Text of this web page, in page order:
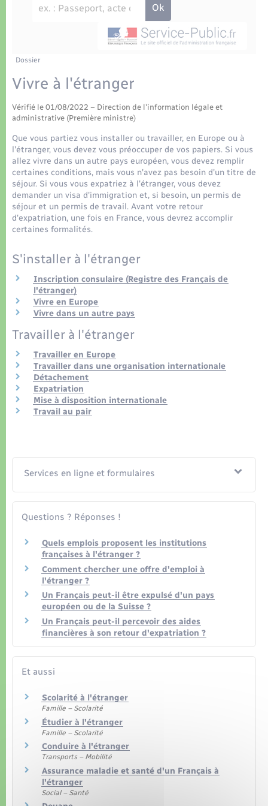
Eau - Assainissement
Transports scolaires
Logement - Urbanisme
Loisirs
Seniors
Nouvel habitant
Numérique
Organisation d’événement
Sécurité - Prévention
Commerces - Entreprises - Emploi
Voirie et espace public
Travaux - Autorisation d’occupation de l’espace
Présentation de la commune
La Communauté de communes
Dossier
Vivre à l'étranger
Vérifié le 01/08/2022 – Direction de l'information légale et
administrative (Première ministre)
Que vous partiez vous installer ou travailler, en Europe ou à
l'étranger, vous devez vous préoccuper de vos papiers. Si vous
allez vivre dans un autre pays européen, vous devez remplir
certaines conditions, mais vous n'avez pas besoin d'un titre de
séjour. Si vous vous expatriez à l'étranger, vous devez
demander un visa d'immigration et, si besoin, un permis de
séjour et un permis de travail. Avant votre retour
d'expatriation, une fois en France, vous devrez accomplir
certaines formalités.
S'installer à l'étranger
Inscription consulaire (Registre des Français de
l'étranger)
Vivre en Europe
Vivre dans un autre pays
Travailler à l'étranger
Travailler en Europe
Travailler dans une organisation internationale
Détachement
Expatriation
Mise à disposition internationale
Travail au pair
Services en ligne et formulaires
Questions ? Réponses !
Quels emplois proposent les institutions
françaises à l'étranger ?
Comment chercher une offre d'emploi à
l'étranger ?
Un Français peut-il être expulsé d'un pays
européen ou de la Suisse ?
Un Français peut-il percevoir des aides
financières à son retour d'expatriation ?
Et aussi
Scolarité à l'étranger
Famille – Scolarité
Étudier à l'étranger
Famille – Scolarité
Conduire à l'étranger
Transports – Mobilité
Assurance maladie et santé d'un Français à
l'étranger
Social – Santé